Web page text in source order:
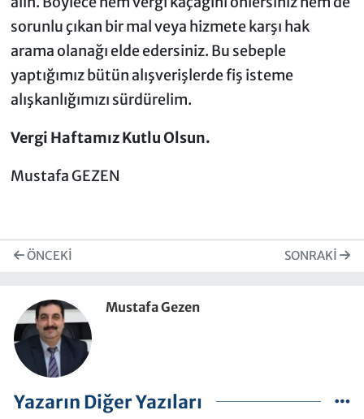
sorunlu çıkan bir mal veya hizmete karşı hak
arama olanağı elde edersiniz. Bu sebeple
yaptığımız bütün alışverişlerde fiş isteme
alışkanlığımızı sürdürelim.
Vergi Haftamız Kutlu Olsun.
Mustafa GEZEN
ÖNCEKI SONRAKI
Mustafa Gezen
Yazarın Diğer Yazıları